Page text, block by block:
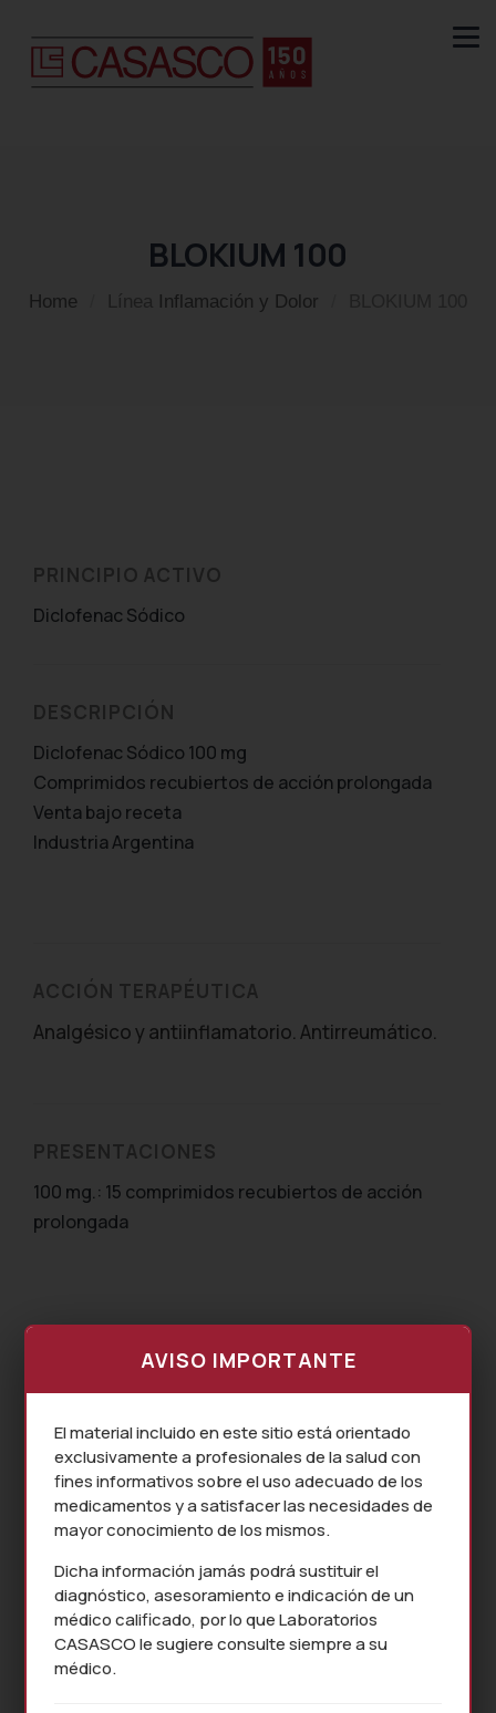
BLOKIUM 100
Home Inflamación y Dolor
PRINCIPIO ACTIVO
Diclofenac Sódico
DESCRIPCIÓN
Diclofenac Sódico 100 mg
Comprimidos recubiertos de acción prolongada
Venta bajo receta
Industria Argentina
ACCIÓN TERAPÉUTICA
Analgésico y antiinflamatorio. Antirreumático.
PRESENTACIONES
100 mg.: 15 comprimidos recubiertos de acción
prolongada
AVISO IMPORTANTE
El material incluido en este sitio está orientado
exclusivamente a profesionales de la salud con
fines informativos sobre el uso adecuado de los
medicamentos y a satisfacer las necesidades de
mayor conocimiento de los mismos.
Dicha información jamás podrá sustituir el
diagnóstico, asesoramiento e indicación de un
médico calificado, por lo que Laboratorios
CASASCO le sugiere consulte siempre a su
médico.